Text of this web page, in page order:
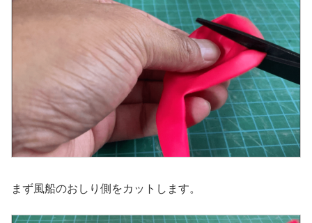
まず風船のおしり側をカットします。